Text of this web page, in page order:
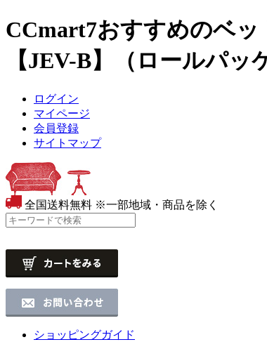
CCmart7おすすめのベ
【JEV-B】（ロールパッ
ログイン
マイページ
会員登録
サイトマップ
全国送料無料 ※一部地域・商品を除く
ショッピングガイド